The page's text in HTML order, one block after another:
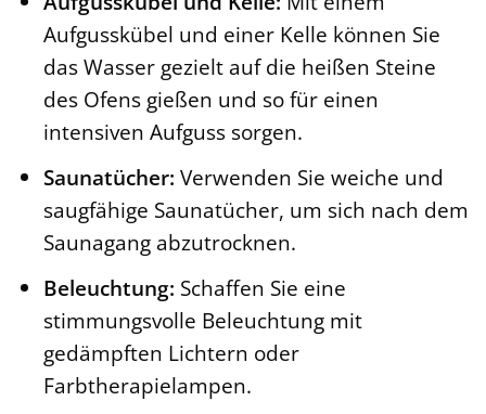
Aufgusskübel und einer Kelle können Sie
das Wasser gezielt auf die heißen Steine
des Ofens gießen und so für einen
intensiven Aufguss sorgen.
Saunatücher: Verwenden Sie weiche und
saugfähige Saunatücher, um sich nach dem
Saunagang abzutrocknen.
Beleuchtung: Schaffen Sie eine
stimmungsvolle Beleuchtung mit
gedämpften Lichtern oder
Farbtherapielampen.